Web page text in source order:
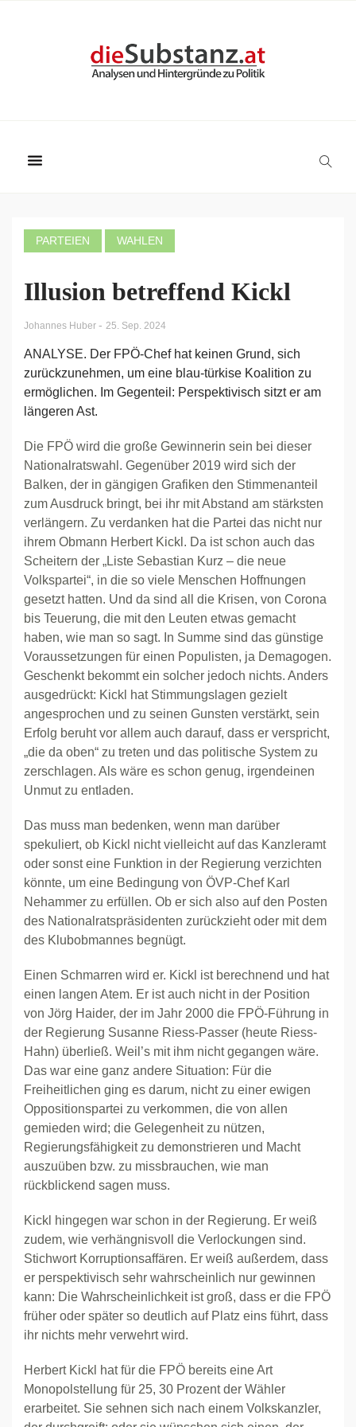
PARTEIEN WAHLEN
Illusion betreffend Kickl
Johannes Huber - 25. Sep. 2024
ANALYSE. Der FPÖ-Chef hat keinen Grund, sich
zurückzunehmen, um eine blau-türkise Koalition zu
ermöglichen. Im Gegenteil: Perspektivisch sitzt er am
längeren Ast.
Die FPÖ wird die große Gewinnerin sein bei dieser
Nationalratswahl. Gegenüber 2019 wird sich der
Balken, der in gängigen Grafiken den Stimmenanteil
zum Ausdruck bringt, bei ihr mit Abstand am stärksten
verlängern. Zu verdanken hat die Partei das nicht nur
ihrem Obmann Herbert Kickl. Da ist schon auch das
Scheitern der „Liste Sebastian Kurz – die neue
Volkspartei“, in die so viele Menschen Hoffnungen
gesetzt hatten. Und da sind all die Krisen, von Corona
bis Teuerung, die mit den Leuten etwas gemacht
haben, wie man so sagt. In Summe sind das günstige
Voraussetzungen für einen Populisten, ja Demagogen.
Geschenkt bekommt ein solcher jedoch nichts. Anders
ausgedrückt: Kickl hat Stimmungslagen gezielt
angesprochen und zu seinen Gunsten verstärkt, sein
Erfolg beruht vor allem auch darauf, dass er verspricht,
„die da oben“ zu treten und das politische System zu
zerschlagen. Als wäre es schon genug, irgendeinen
Unmut zu entladen.
Das muss man bedenken, wenn man darüber
spekuliert, ob Kickl nicht vielleicht auf das Kanzleramt
oder sonst eine Funktion in der Regierung verzichten
könnte, um eine Bedingung von ÖVP-Chef Karl
Nehammer zu erfüllen. Ob er sich also auf den Posten
des Nationalratspräsidenten zurückzieht oder mit dem
des Klubobmannes begnügt.
Einen Schmarren wird er. Kickl ist berechnend und hat
einen langen Atem. Er ist auch nicht in der Position
von Jörg Haider, der im Jahr 2000 die FPÖ-Führung in
der Regierung Susanne Riess-Passer (heute Riess-
Hahn) überließ. Weil’s mit ihm nicht gegangen wäre.
Das war eine ganz andere Situation: Für die
Freiheitlichen ging es darum, nicht zu einer ewigen
Oppositionspartei zu verkommen, die von allen
gemieden wird; die Gelegenheit zu nützen,
Regierungsfähigkeit zu demonstrieren und Macht
auszuüben bzw. zu missbrauchen, wie man
rückblickend sagen muss.
Kickl hingegen war schon in der Regierung. Er weiß
zudem, wie verhängnisvoll die Verlockungen sind.
Stichwort Korruptionsaffären. Er weiß außerdem, dass
er perspektivisch sehr wahrscheinlich nur gewinnen
kann: Die Wahrscheinlichkeit ist groß, dass er die FPÖ
früher oder später so deutlich auf Platz eins führt, dass
ihr nichts mehr verwehrt wird.
Herbert Kickl hat für die FPÖ bereits eine Art
Monopolstellung für 25, 30 Prozent der Wähler
erarbeitet. Sie sehnen sich nach einem Volkskanzler,